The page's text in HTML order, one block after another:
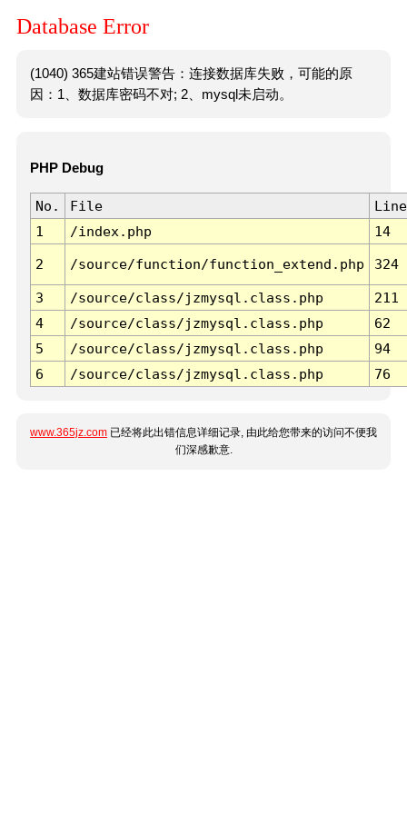
Database Error
(1040) 365建站错误警告：连接数据库失败，可能的原
因：1、数据库密码不对; 2、mysql未启动。
PHP Debug
No. File
Line
1
/index.php 14
2 /source/function/function_extend.php 324
3 /source/class/jzmysql.class.php
211
4
/source/class/jzmysql.class.php
62
5
/source/class/jzmysql.class.php
94
6
/source/class/jzmysql.class.php 76
www.365jz.com 已经将此出错信息详细记录, 由此给您带来的访问不便我
们深感歉意.